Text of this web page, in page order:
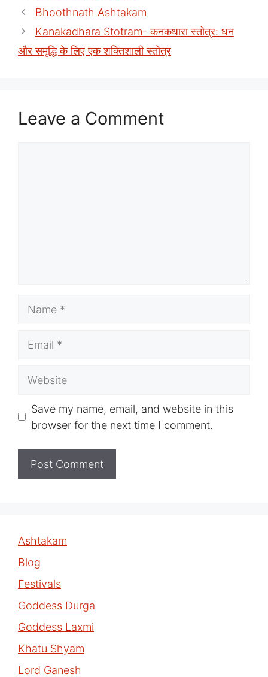
Bhoothnath Ashtakam
Kanakadhara Stotram- कनकधारा स्तोत्र: धन
और समृद्धि के लिए एक शक्तिशाली स्तोत्र
Leave a Comment
Save my name, email, and website in this
browser for the next time I comment.
Ashtakam
Blog
Festivals
Goddess Durga
Goddess Laxmi
Khatu Shyam
Lord Ganesh